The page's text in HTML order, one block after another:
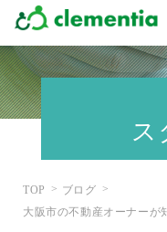
ス
TOP
ブログ
大阪市の不動産オーナーが